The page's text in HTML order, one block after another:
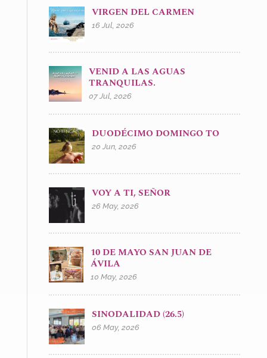
VIRGEN DEL CARMEN
16 Jul, 2026
VENID A LAS AGUAS
TRANQUILAS.
07 Jul, 2026
DUODÉCIMO DOMINGO TO
20 Jun, 2026
VOY A TI, SEÑOR
26 May, 2026
10 DE MAYO SAN JUAN DE
ÁVILA
10 May, 2026
SINODALIDAD (26.5)
06 May, 2026